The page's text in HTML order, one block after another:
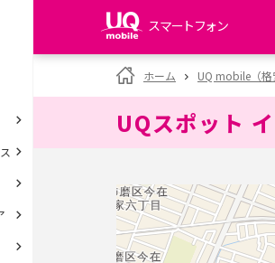
スマートフォン
my UQ WiMAX
UQ WiMAX ご契約の方
My UQ mobile
UQ mobile
データチャージサイト
ホーム UQ mobile（
UQスポット